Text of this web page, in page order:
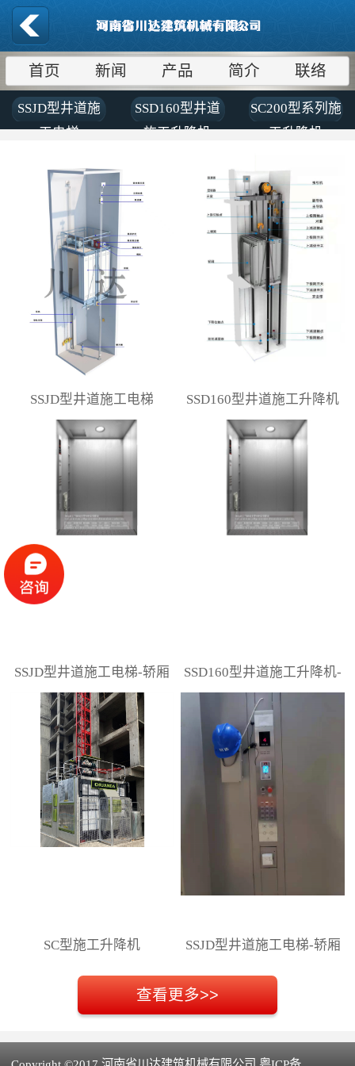
首页 新闻 产品 简介 联络
SSJD型井道施
工电梯
SSD160型井道
施工升降机
SC200型系列施
工升降机
SSJD型井道施工电梯 SSD160型井道施工升降机
SSJD型井道施工电梯-轿厢
SSD160型井道施工升降机-
轿厢
SC型施工升降机
SSJD型井道施工电梯-轿厢
操作盘